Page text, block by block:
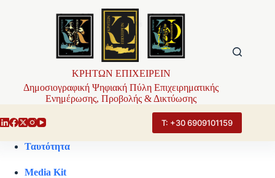
ΚΡΗΤΩΝ ΕΠΙΧΕΙΡΕΙΝ
Δημοσιογραφική Ψηφιακή Πύλη Επιχειρηματικής
Ενημέρωσης, Προβολής & Δικτύωσης
Τ: +30 6909101159
Ταυτότητα
Media Kit